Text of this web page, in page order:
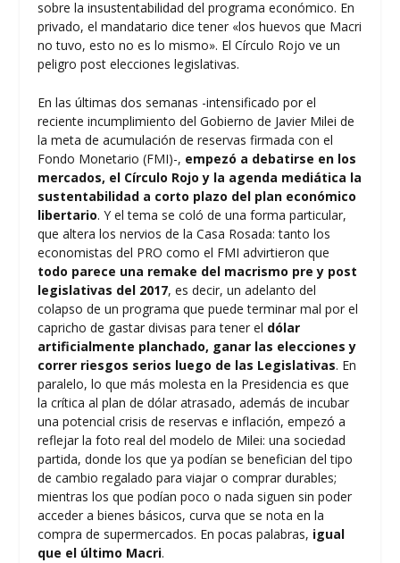
sobre la insustentabilidad del programa económico. En
privado, el mandatario dice tener «los huevos que Macri
no tuvo, esto no es lo mismo». El Círculo Rojo ve un
peligro post elecciones legislativas.
En las últimas dos semanas -intensificado por el
reciente incumplimiento del Gobierno de Javier Milei de
la meta de acumulación de reservas firmada con el
Fondo Monetario (FMI)-, empezó a debatirse en los
mercados, el Círculo Rojo y la agenda mediática la
sustentabilidad a corto plazo del plan económico
libertario. Y el tema se coló de una forma particular,
que altera los nervios de la Casa Rosada: tanto los
economistas del PRO como el FMIadvirtieron que
todo parece una remake del macrismo pre y post
legislativas del 2017, es decir, un adelanto del
colapso de un programa que puede terminar mal por el
capricho de gastar divisas para tener el dólar
artificialmente planchado, ganar las elecciones y
correr riesgos serios luego de las Legislativas. En
paralelo, lo que más molesta en la Presidencia es que
la crítica al plan de dólar atrasado, además de incubar
una potencial crisis de reservas e inflación, empezó a
reflejar la foto real del modelo de Milei: una sociedad
partida, donde los que ya podían se benefician del tipo
de cambio regalado para viajar o comprar durables;
mientras los que podían poco o nada siguen sin poder
acceder a bienes básicos, curva que se nota en la
compra de supermercados. En pocas palabras, igual
que el último Macri.